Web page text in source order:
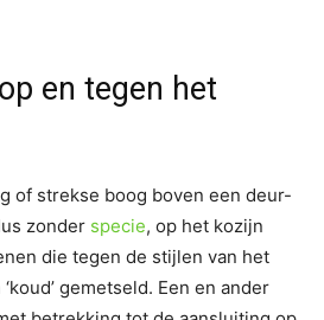
en tegen het
of strekse boog boven een deur-
zonder specie, op het kozijn
die tegen de stijlen van het
gemetseld. Een en ander